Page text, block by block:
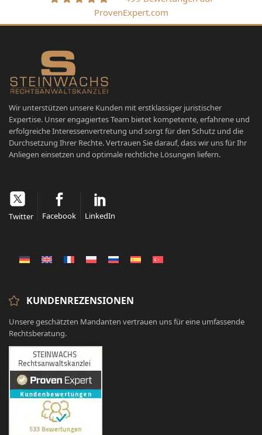
ProvenExpert.com
Wir unterstützen unsere Kunden mit erstklassiger juristischer
Expertise. Unser engagiertes Team bietet kompetente, erfahrene und
erfolgreiche Interessenvertretung und sorgt für den Schutz und die
Durchsetzung Ihrer Rechte. Vertrauen Sie darauf, dass wir uns für Ihr
Anliegen einsetzen und optimale rechtliche Lösungen liefern.
Twitter Facebook LinkedIn
KUNDENREZENSIONEN
Unsere geschätzten Mandanten vertrauen uns für eine umfassende
Rechtsberatung.